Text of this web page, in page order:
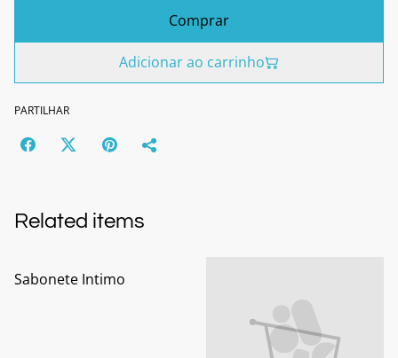
Comprar
Adicionar ao carrinho
PARTILHAR
Related items
Sabonete Intimo